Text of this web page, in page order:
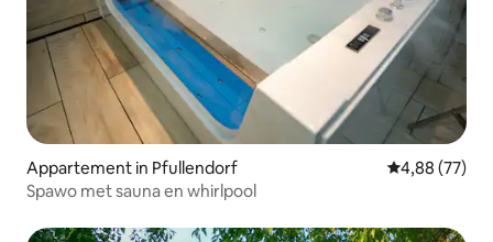
Appartement in Pfullendorf Gemiddelde
4,88 (77)
Spawo met sauna en whirlpool